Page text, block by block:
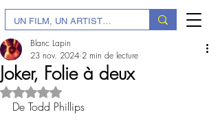
Joker, Folie à deux
Blanc Lapin
23 nov. 2024 2 min de lecture
Noté NaN étoiles sur 5.
De Todd Phillips